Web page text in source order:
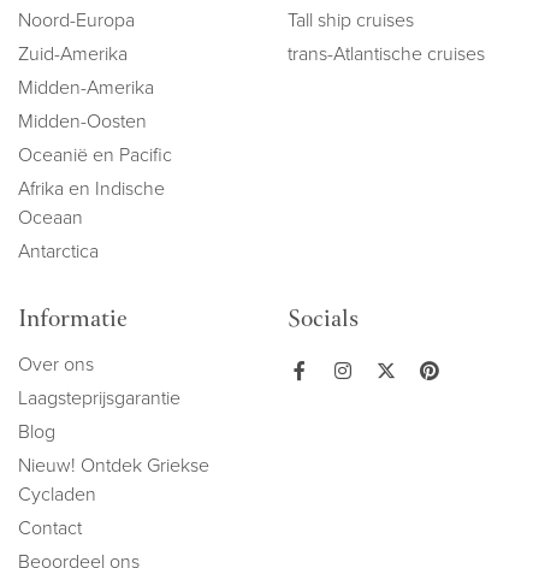
Noord-Europa
Zuid-Amerika
Midden-Amerika
Midden-Oosten
Oceanië en Pacific
Afrika en Indische
Oceaan
Antarctica
Tall ship cruises
trans-Atlantische cruises
Informatie
Over ons
Laagsteprijsgarantie
Blog
Nieuw! Ontdek Griekse
Cycladen
Contact
Beoordeel ons
Socials